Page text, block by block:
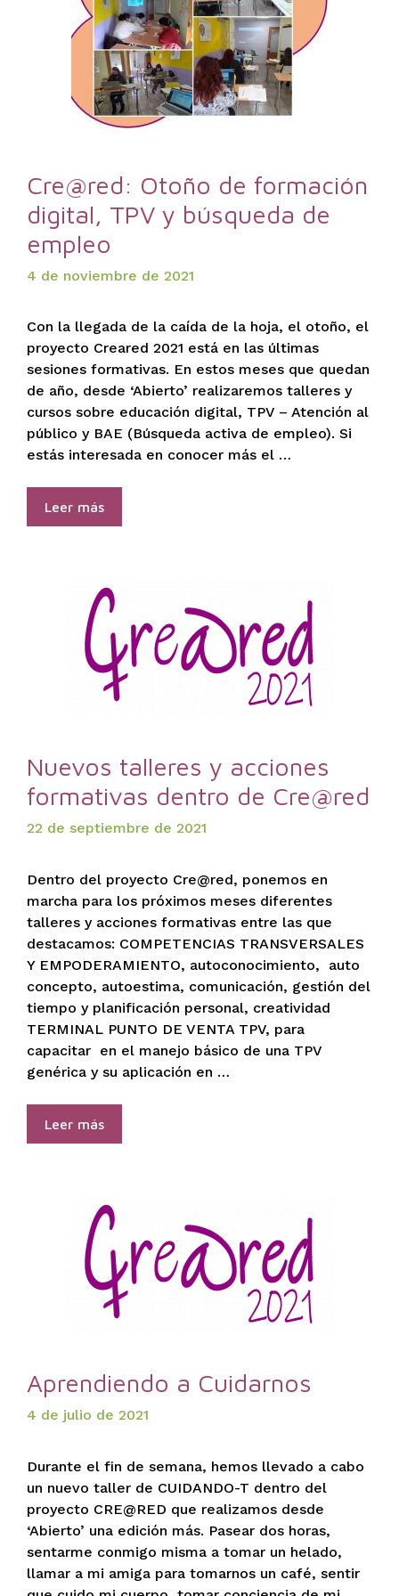
Cre@red: Otoño de formación
digital, TPV y búsqueda de
empleo
4 de noviembre de 2021
Con la llegada de la caída de la hoja, el otoño, el
proyecto Creared 2021 está en las últimas
sesiones formativas. En estos meses que quedan
de año, desde ‘Abierto’ realizaremos talleres y
cursos sobre educación digital, TPV – Atención al
público y BAE (Búsqueda activa de empleo). Si
estás interesada en conocer más el …
Leer más
Nuevos talleres y acciones
formativas dentro de Cre@red
22 de septiembre de 2021
Dentro del proyecto Cre@red, ponemos en
marcha para los próximos meses diferentes
talleres y acciones formativas entre las que
destacamos: COMPETENCIAS TRANSVERSALES
Y EMPODERAMIENTO, autoconocimiento, auto
concepto, autoestima, comunicación, gestión del
tiempo y planificación personal, creatividad
TERMINAL PUNTO DE VENTA TPV, para
capacitar en el manejo básico de una TPV
genérica y su aplicación en …
Leer más
Aprendiendo a Cuidarnos
4 de julio de 2021
Durante el fin de semana, hemos llevado a cabo
un nuevo taller de CUIDANDO-T dentro del
proyecto CRE@RED que realizamos desde
‘Abierto’ una edición más. Pasear dos horas,
sentarme conmigo misma a tomar un helado,
llamar a mi amiga para tomarnos un café, sentir